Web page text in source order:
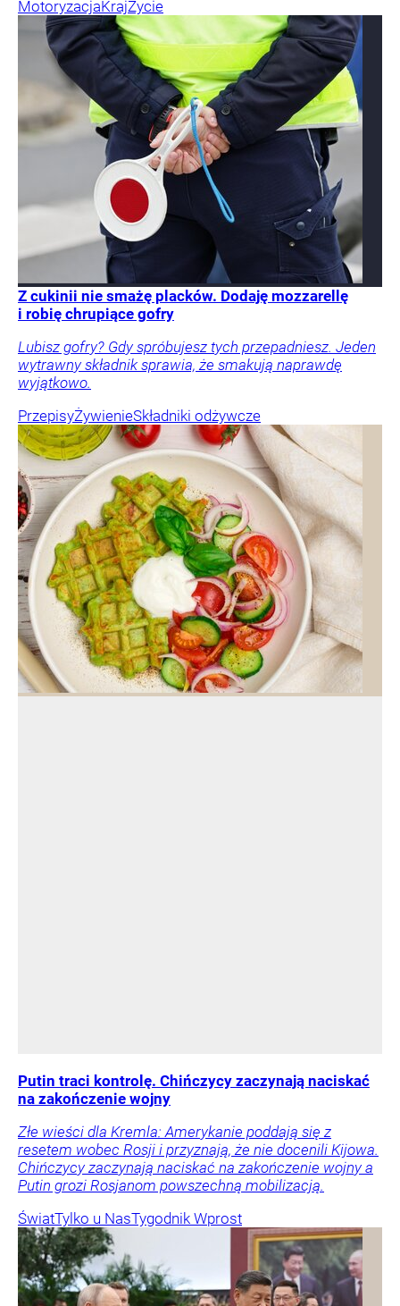
MotoryzacjaKrajŻycie
Z cukinii nie smażę placków. Dodaję mozzarellę
i robię chrupiące gofry
Lubisz gofry? Gdy spróbujesz tych przepadniesz. Jeden
wytrawny składnik sprawia, że smakują naprawdę
wyjątkowo.
PrzepisyŻywienieSkładniki odżywcze
Putin traci kontrolę. Chińczycy zaczynają naciskać
na zakończenie wojny
Złe wieści dla Kremla: Amerykanie poddają się z
resetem wobec Rosji i przyznają, że nie docenili Kijowa.
Chińczycy zaczynają naciskać na zakończenie wojny a
Putin grozi Rosjanom powszechną mobilizacją.
ŚwiatTylko u NasTygodnik Wprost